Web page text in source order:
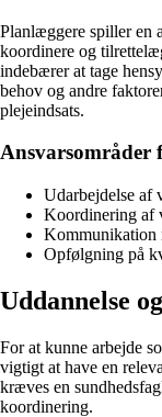
Planlæggere spiller en
koordinere og
indebærer at tage
behov og andre
plejeindsats.
Ansvarsområder
Udarbejdelse af
Koordinering af
Kommunikation
Opfølgning på
Uddannelse
For at kunne arbejde
vigtigt at have en
kræves en
koordinering.